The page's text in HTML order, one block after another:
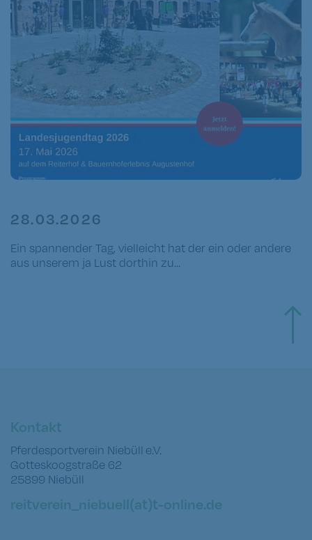
28.03.2026
Ein spannender Tag, vielleicht hat der ein oder andere
aus unserem ja Lust dorthin zu...
Kontakt
Pferdesportverein Niebüll e.V.
Gotteskoogstraße 62
25899 Niebüll
reitverein_niebuell(at)t-online.de